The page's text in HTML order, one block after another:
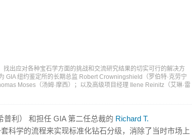
出应对各种宝石学方面的挑战和交流研究结果的切实可行的解决方
GIA 纽约鉴定所的长期总监 Robert Crowningshield（罗伯特·克劳宁
Moses（汤姆·摩西）；以及高级项目经理 Ilene Reinitz（艾琳·雷
普利） 和担任 GIA 第二任总裁的 Richard T.
科学的流程来实现标准化钻石分级，消除了当时市场上